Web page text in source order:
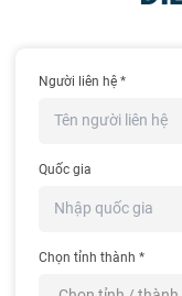
Người liên hệ *
Quốc gia
Chọn tỉnh thành *